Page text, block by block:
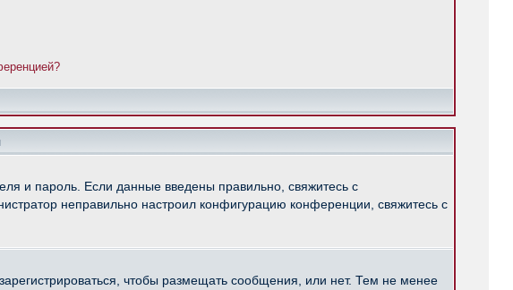
и пароль. Если данные введены правильно, свяжитесь с
неправильно настроил конфигурацию конференции, свяжитесь с
чтобы размещать сообщения, или нет. Тем не менее